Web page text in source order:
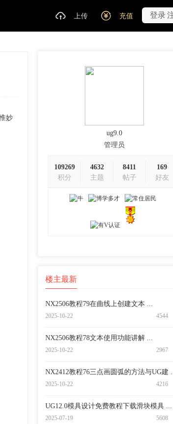
登录
上传 充值
妙
ug9.0
管理员
109269
积分
4632
主题
8411
帖子
169
好友
楼主最新
NX2506教程79在曲线上创建文本 ...
2025-10-22 4544
NX2506教程78文本使用功能讲解 ...
2025-10-22 2967
NX2412教程76三点画圆弧的方法与UG建
2025-10-22 4216
UG12.0模具设计免费教程下载滑块模具 ...
2025-07-19 5608